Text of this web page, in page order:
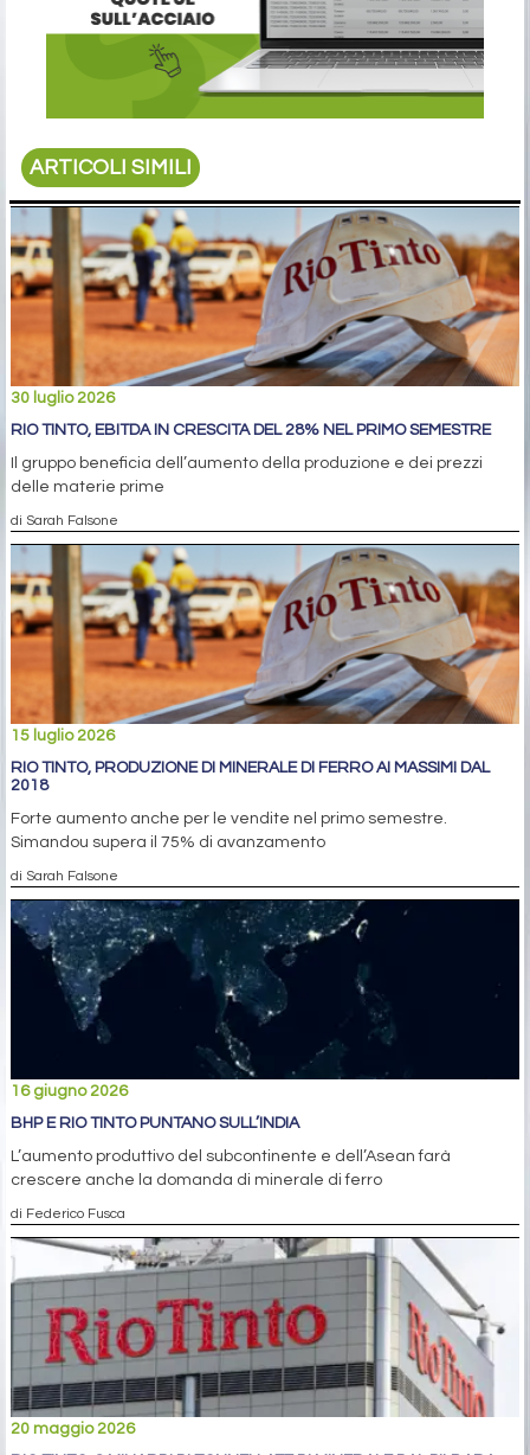
ARTICOLI SIMILI
30 luglio 2026
RIO TINTO, EBITDA IN CRESCITA DEL 28% NEL PRIMO SEMESTRE
Il gruppo beneficia dell’aumento della produzione e dei prezzi
delle materie prime
di Sarah Falsone
15 luglio 2026
RIO TINTO, PRODUZIONE DI MINERALE DI FERRO AI MASSIMI DAL
2018
Forte aumento anche per le vendite nel primo semestre.
Simandou supera il 75% di avanzamento
di Sarah Falsone
16 giugno 2026
BHP E RIO TINTO PUNTANO SULL’INDIA
L’aumento produttivo del subcontinente e dell’Asean farà
crescere anche la domanda di minerale di ferro
di Federico Fusca
20 maggio 2026